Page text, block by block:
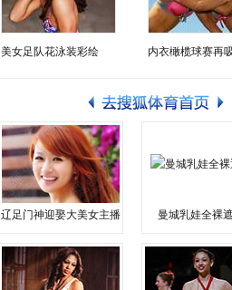
美女足队花泳装彩绘 内衣橄榄球赛再
辽足门神迎娶大美女主播 曼城乳娃全裸